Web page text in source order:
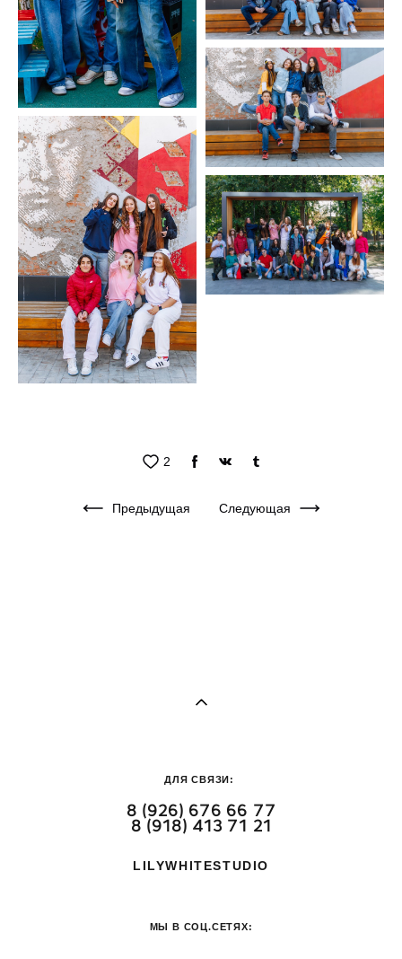
2
Предыдущая Следующая
ДЛЯ СВЯЗИ:
8 (926) 676 66 77
8 (918) 413 71 21
LILYWHITESTUDIO
МЫ В СОЦ.СЕТЯХ: